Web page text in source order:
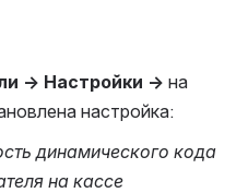
→ Настройки → на
настройка:
динамического кода п
на кассе